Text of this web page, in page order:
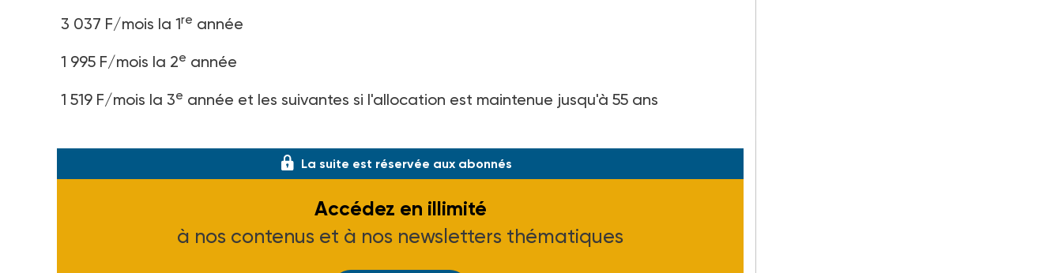
3 037 F/mois la 1re année
1 995 F/mois la 2e année
1 519 F/mois la 3e année et les suivantes si l'allocation est maintenue jusqu'à 55 ans
La suite est réservée aux abonnés
Accédez en illimité
à nos contenus et à nos newsletters thématiques